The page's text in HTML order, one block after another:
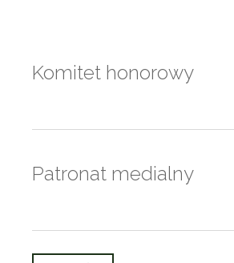
Komitet honorowy
Patronat medialny